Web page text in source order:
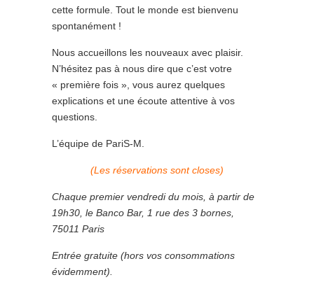
cette formule. Tout le monde est bienvenu
spontanément !
Nous accueillons les nouveaux avec plaisir.
N’hésitez pas à nous dire que c’est votre
« première fois », vous aurez quelques
explications et une écoute attentive à vos
questions.
L’équipe de PariS-M.
(Les réservations sont closes)
Chaque premier vendredi du mois, à partir de
19h30, le Banco Bar, 1 rue des 3 bornes,
75011 Paris
Entrée gratuite (hors vos consommations
évidemment).